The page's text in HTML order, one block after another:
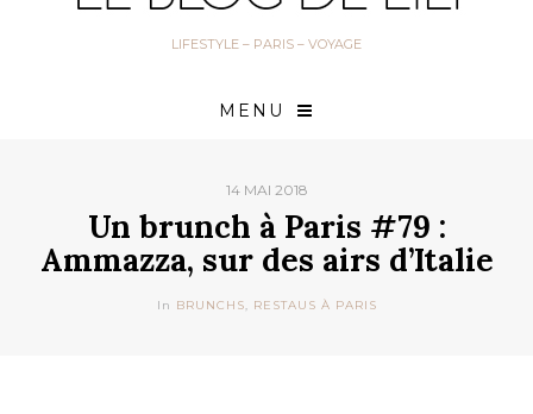
LIFESTYLE – PARIS – VOYAGE
MENU
14 MAI 2018
Un brunch à Paris #79 :
Ammazza, sur des airs d’Italie
In BRUNCHS, RESTAUS À PARIS